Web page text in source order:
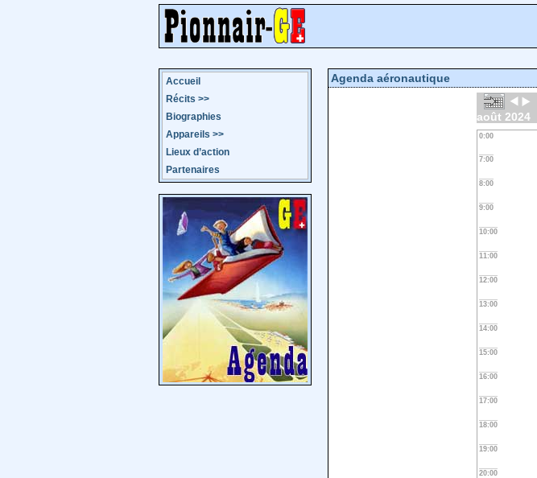
Accueil
Récits >>
Biographies
Appareils >>
Lieux d’action
Partenaires
Agenda aéronautique
août 2024
0:00
7:00
8:00
9:00
10:00
11:00
12:00
13:00
14:00
15:00
16:00
17:00
18:00
19:00
20:00